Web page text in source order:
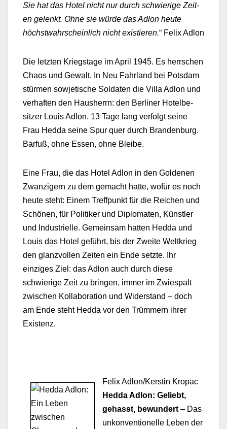
Sie hat das Hotel nicht nur durch schwierige Zeit­
en gelenkt. Ohne sie würde das Adlon heute
höchst­wahrschein­lich nicht existieren.“ Felix Adlon
Die let­zten Kriegstage im April 1945. Es herrschen
Chaos und Gewalt. In Neu Fahrland bei Pots­dam
stür­men sow­jetis­che Sol­dat­en die Vil­la Adlon und
ver­haften den Haush­er­rn: den Berlin­er Hotelbe­
sitzer Louis Adlon. 13 Tage lang ver­fol­gt seine
Frau Hed­da seine Spur quer durch Bran­den­burg.
Bar­fuß, ohne Essen, ohne Bleibe.
Eine Frau, die das Hotel Adlon in den Gold­e­nen
Zwanzigern zu dem gemacht hat­te, wofür es noch
heute ste­ht: Einem Tre­ff­punkt für die Reichen und
Schö­nen, für Poli­tik­er und Diplo­mat­en, Kün­stler
und Indus­trielle. Gemein­sam hat­ten Hed­da und
Louis das Hotel geführt, bis der Zweite Weltkrieg
den glanzvollen Zeit­en ein Ende set­zte. Ihr
einziges Ziel: das Adlon auch durch diese
schwierige Zeit zu brin­gen, immer im Zwies­palt
zwis­chen Kol­lab­o­ra­tion und Wider­stand – doch
am Ende ste­ht Hed­da vor den Trüm­mern ihrer
Exis­tenz.
Felix Adlon/Kerstin Kropac
Hed­da Adlon: Geliebt,
gehas­st, bewun­dert– Das
unkon­ven­tionelle Leben der